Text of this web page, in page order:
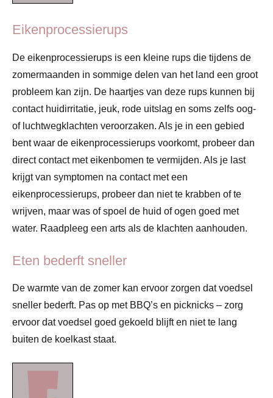
Eikenprocessierups
De eikenprocessierups is een kleine rups die tijdens de
zomermaanden in sommige delen van het land een groot
probleem kan zijn. De haartjes van deze rups kunnen bij
contact huidirritatie, jeuk, rode uitslag en soms zelfs oog-
of luchtwegklachten veroorzaken. Als je in een gebied
bent waar de eikenprocessierups voorkomt, probeer dan
direct contact met eikenbomen te vermijden. Als je last
krijgt van symptomen na contact met een
eikenprocessierups, probeer dan niet te krabben of te
wrijven, maar was of spoel de huid of ogen goed met
water. Raadpleeg een arts als de klachten aanhouden.
Eten bederft sneller
De warmte van de zomer kan ervoor zorgen dat voedsel
sneller bederft. Pas op met BBQ’s en picknicks – zorg
ervoor dat voedsel goed gekoeld blijft en niet te lang
buiten de koelkast staat.